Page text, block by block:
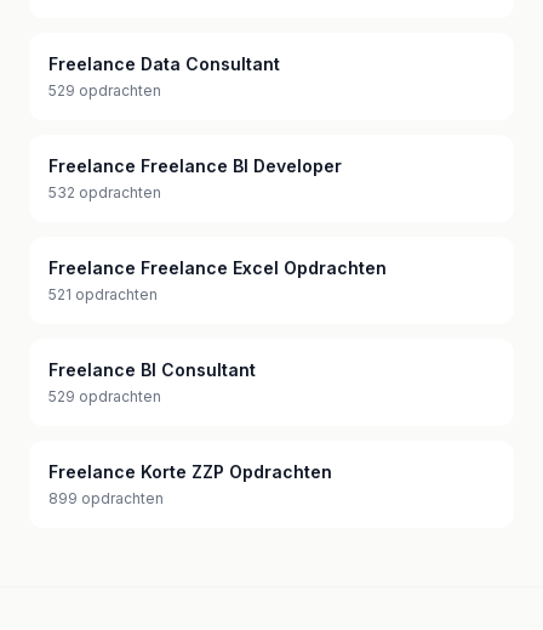
Freelance Data Consultant
529 opdrachten
Freelance Freelance BI Developer
532 opdrachten
Freelance Freelance Excel Opdrachten
521 opdrachten
Freelance BI Consultant
529 opdrachten
Freelance Korte ZZP Opdrachten
899 opdrachten